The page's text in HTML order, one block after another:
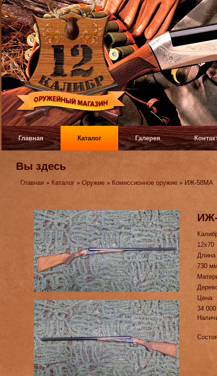
Главная Каталог Галерея
Вы здесь
Главная » Каталог »Оружие » Комиссионное оружие » ИЖ-58МА
12х70
730
Цена:
34